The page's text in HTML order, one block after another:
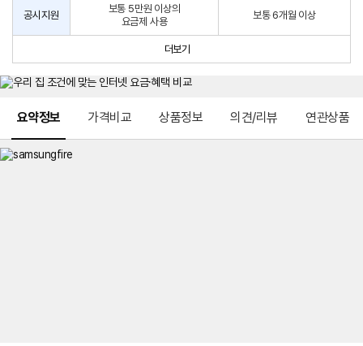
원
선
택
약
정
사
인
법
공시지원
보통 5만원 이상의
요금제 사용
보통 6개월 이상
더보기
요약정보 가격비교 상품정보 의견/리뷰 연관상품